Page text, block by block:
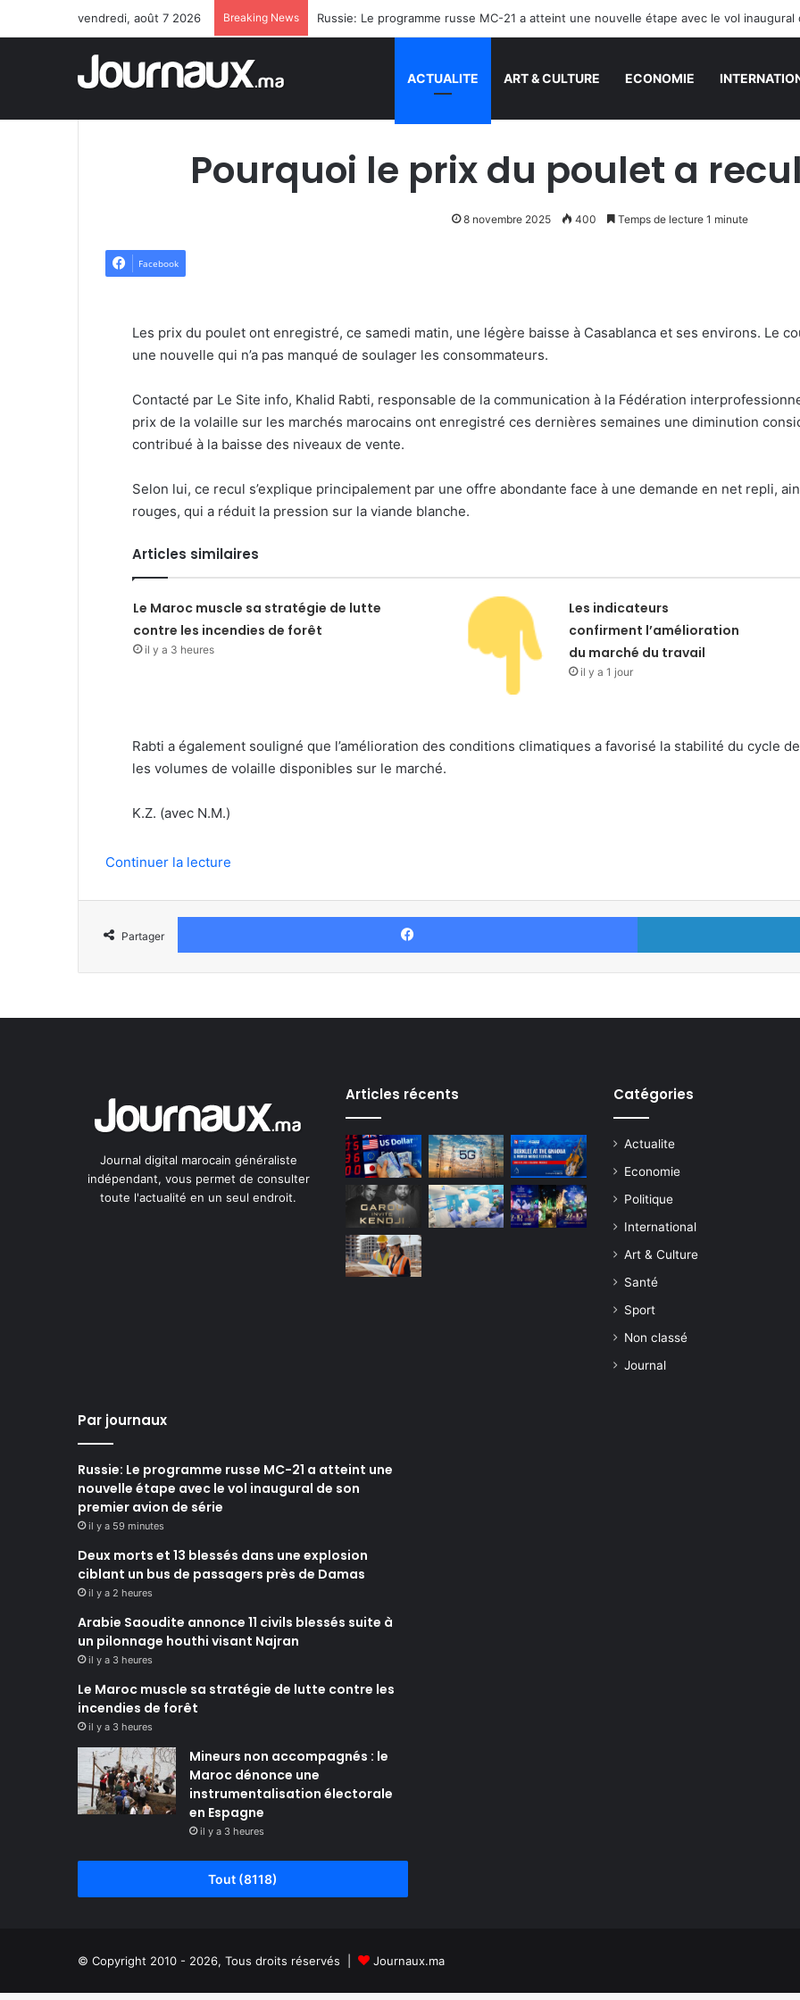
vendredi, août 7 2026 Breaking News
ACTUALITE ART & CULTURE ECONOMIE
Pourquoi le prix du poulet a
8 novembre 2025 400 Temps de lecture 1 minute
Facebook
Les prix du poulet ont enregistré, ce samedi matin, une légère baisse à Casablanca et ses environs. Le
une nouvelle qui n’a pas manqué de soulager les consommateurs.
Contacté par Le Site info, Khalid Rabti, responsable de la communication à la Fédération
prix de la volaille sur les marchés marocains ont enregistré ces dernières semaines une diminution
contribué à la baisse des niveaux de vente.
Selon lui, ce recul s’explique principalement par une offre abondante face à une demande en net repli,
rouges, qui a réduit la pression sur la viande blanche.
Articles similaires
Le Maroc muscle sa stratégie de lutte
contre les incendies de forêt
il y a 3 heures
Les indicateurs
confirment l’amélioration
du marché du travail
il y a 1 jour
Rabti a également souligné que l’amélioration des conditions climatiques a favorisé la stabilité du cycle
les volumes de volaille disponibles sur le marché.
K.Z. (avec N.M.)
Continuer la lecture
Partager
Facebook
Journal digital marocain généraliste
indépendant, vous permet de consulter
toute l'actualité en un seul endroit.
Articles récents Catégories
Actualite
Economie
Politique
International
Art & Culture
Santé
Sport
Non classé
Journal
Par journaux
Russie: Le programme russe MC-21 a atteint une
nouvelle étape avec le vol inaugural de son
premier avion de série
il y a 59 minutes
Deux morts et 13 blessés dans une explosion
ciblant un bus de passagers près de Damas
il y a 2 heures
Arabie Saoudite annonce 11 civils blessés suite à
un pilonnage houthi visant Najran
il y a 3 heures
Le Maroc muscle sa stratégie de lutte contre les
incendies de forêt
il y a 3 heures
Mineurs non accompagnés : le
Maroc dénonce une
instrumentalisation électorale
en Espagne
il y a 3 heures
Tout (8118)
© Copyright 2010 - 2026, Tous droits réservés | Journaux.ma